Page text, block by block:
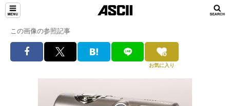
この画像の参照記事
お気に入り